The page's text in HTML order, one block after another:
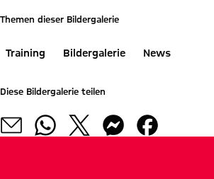
Themen dieser Bildergalerie
Training Bildergalerie News
Diese Bildergalerie teilen